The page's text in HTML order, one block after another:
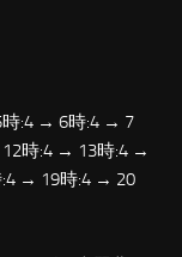
:4 → 6時:4 → 7
時:4 → 13時:4 →
→ 19時:4 → 20